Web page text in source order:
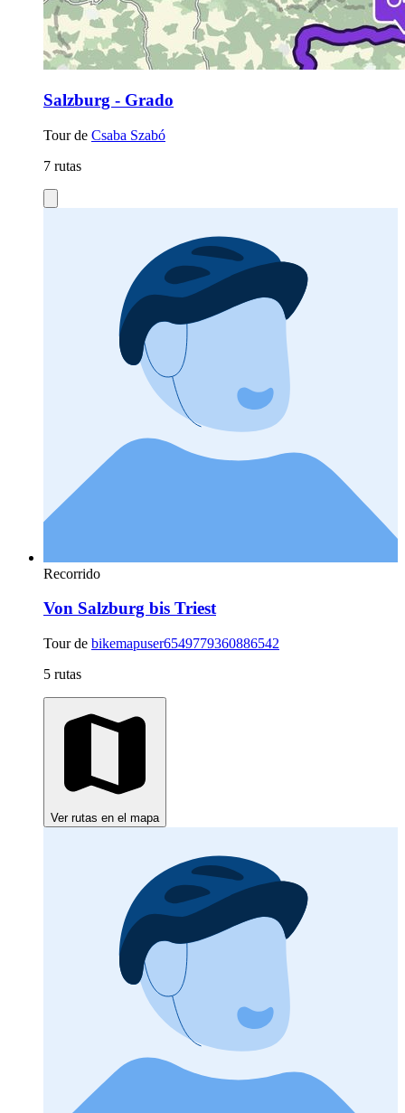
Salzburg - Grado
Tour de Csaba Szabó
7 rutas
Recorrido
Von Salzburg bis Triest
Tour de bikemapuser6549779360886542
5 rutas
Ver rutas en el mapa